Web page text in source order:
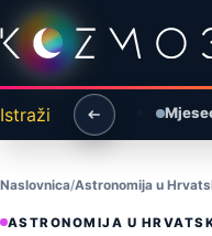
Preskoči na sadržaj
Istraži
Naslovnica Astronomija u
ASTRONOMIJA U